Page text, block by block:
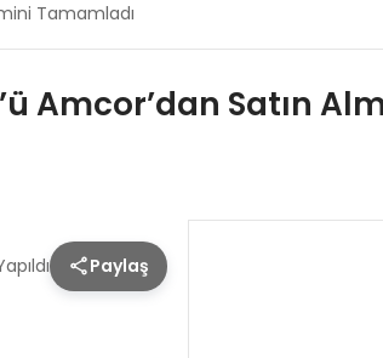
Tamamladı
Amcor’dan Satın
Paylaş